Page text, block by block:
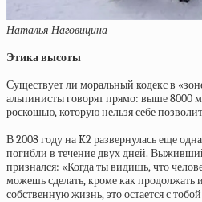
Наталья Наговицина
Этика высоты
Существует ли моральный кодекс в
альпинисты говорят прямо: выше 8000
роскошью, которую нельзя себе
В 2008 году на K2 развернулась еще
погибли в течение двух дней.
признался: «Когда ты видишь, что
можешь сделать, кроме как продолжать
собственную жизнь, это остается с тобой